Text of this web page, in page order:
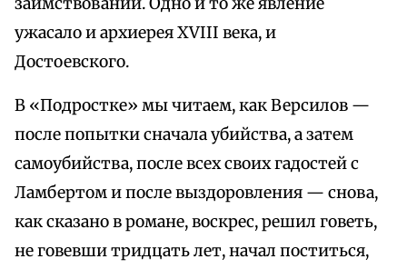
ужасало и архиерея XVIII века, и
Достоевского.
В «Подростке» мы читаем, как Версилов —
после попытки сначала убийства, а затем
самоубийства, после всех своих гадостей с
Ламбертом и после выздоровления — снова,
как сказано в романе, воскрес, решил говеть,
не говевши тридцать лет, начал поститься,